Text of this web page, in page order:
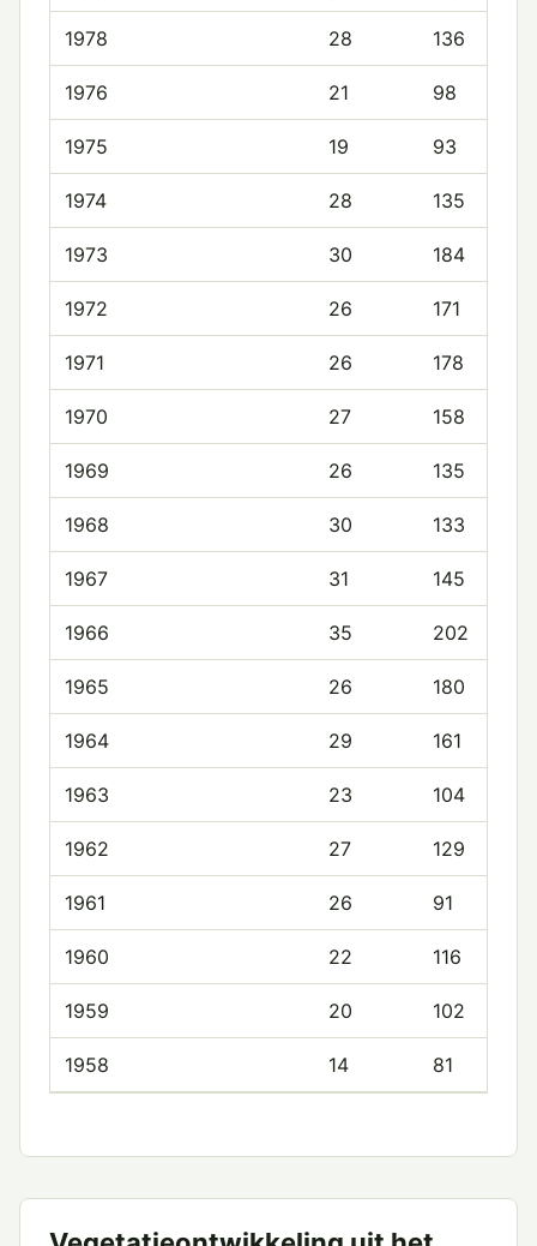
1978 28 136
1976 21 98
1975 19 93
1974 28 135
1973 30 184
1972 26 171
1971 26 178
1970 27 158
1969 26 135
1968 30 133
1967 31 145
1966 35 202
1965 26 180
1964 29 161
1963 23 104
1962 27 129
1961 26 91
1960 22 116
1959 20 102
1958 14 81